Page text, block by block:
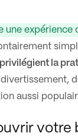
une
la
aussi
votre